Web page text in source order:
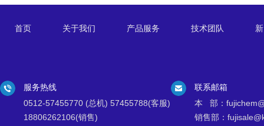
首页 关于我们 产品服务 技术团队
服务热线
0512-57455770 (总机) 57455788(客服)
18806262106(销售)
联系邮箱
本 部：
销售部：